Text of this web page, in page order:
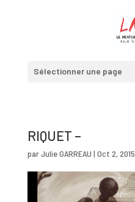
Sélectionner une page
RIQUET –
parJulie GARREAU | Oct 2, 2015